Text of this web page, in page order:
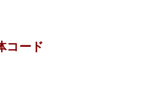
コード